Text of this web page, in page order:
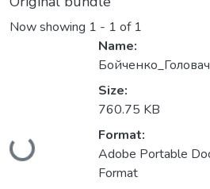
Now showing 1 - 1 of 1
Loading...
Name:
Size:
760.75 KB
Format:
Adobe Portable
Format